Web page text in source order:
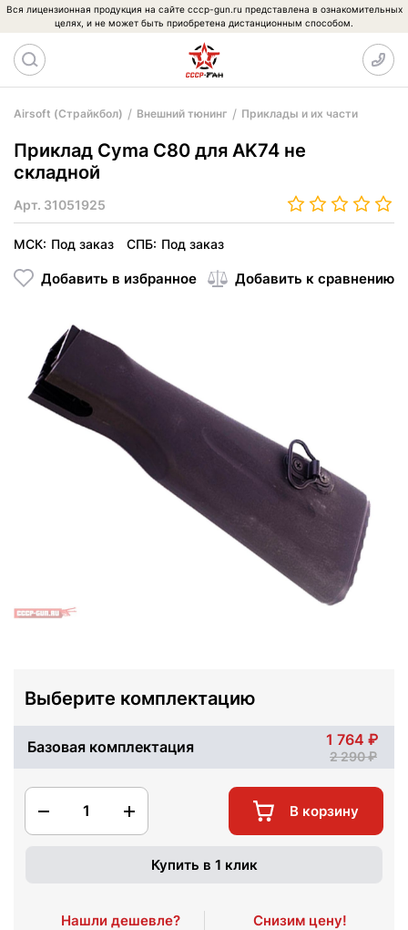
Вся лицензионная продукция на сайте cccp-gun.ru представлена в ознакомительных
целях, и не может быть приобретена дистанционным способом.
Airsoft (Страйкбол) Внешний тюнинг Приклады и их части
Приклад Cyma C80 для AK74 не
складной
Арт. 31051925
МСК: Под заказ СПБ: Под заказ
Добавить в избранное Добавить к сравнению
Выберите комплектацию
Базовая комплектация 1 764
2 290
1 В корзину
Купить в 1 клик
Нашли дешевле? Снизим цену!